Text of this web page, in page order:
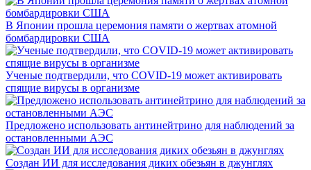
В Японии прошла церемония памяти о жертвах атомной
бомбардировки США
Ученые подтвердили, что COVID-19 может активировать
спящие вирусы в организме
Предложено использовать антинейтрино для наблюдений за
остановленными АЭС
Создан ИИ для исследования диких обезьян в джунглях